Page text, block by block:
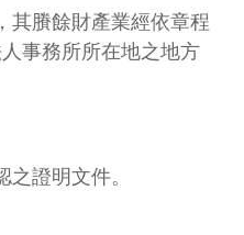
其賸餘財產業經依章程
事務所所在地之地方
之證明文件。